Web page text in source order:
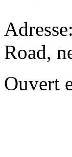
Road,
Ouvert